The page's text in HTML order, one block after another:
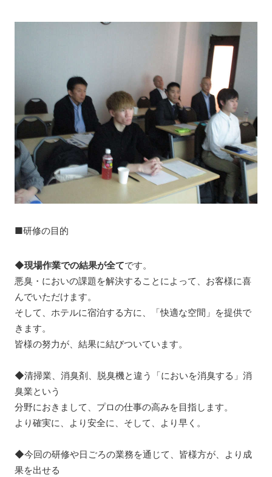
■研修の目的
◆現場作業での結果が全てです。
悪臭・においの課題を解決することによって、お客様に喜
んでいただけます。
そして、ホテルに宿泊する方に、「快適な空間」を提供で
きます。
皆様の努力が、結果に結びついています。
◆清掃業、消臭剤、脱臭機と違う「においを消臭する」消
臭業という
分野におきまして、プロの仕事の高みを目指します。
より確実に、より安全に、そして、より早く。
◆今回の研修や日ごろの業務を通じて、皆様方が、より成
果を出せる